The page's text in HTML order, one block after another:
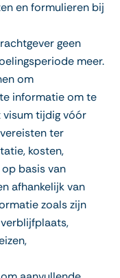
en formulieren bij
geen
meer.
om
informatie om te
tijdig vóór
ter
kosten,
basis van
afhankelijk van
zoals zijn